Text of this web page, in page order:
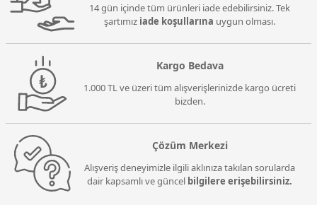
14 gün içinde tüm ürünleri iade edebilirsiniz. Tek
şartımız iade koşullarına uygun olması.
Kargo Bedava
1.000 TL ve üzeri tüm alışverişlerinizde kargo ücreti
bizden.
Çözüm Merkezi
Alışveriş deneyimizle ilgili aklınıza takılan sorularda
dair kapsamlı ve güncel bilgilere erişebilirsiniz.